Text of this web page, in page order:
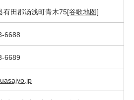
有田郡汤浅町青木75[谷歌地图]
6688
6689